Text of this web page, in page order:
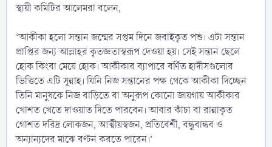
স্থায়ী কমিটির আলেমরা বলেন,
‘আকীকা হলো সন্তান জন্মের সপ্তম দিনে জবাইকৃত পশু। এটা সন্তান
প্রাপ্তির জন্য আল্লাহর কৃতজ্ঞতাস্বরূপ দেওয়া হয়। সেই সন্তান ছেলে
হোক কিংবা মেয়ে হোক। আকীকার ব্যাপারে বর্ণিত হাদীসগুলোর
ভিত্তিতে এটি সুন্নাহ। যিনি নিজ সন্তানের পক্ষ থেকে আকীকা দিচ্ছেন
তিনি মানুষকে নিজ বাড়িতে বা অনুরূপ কোনো জায়গায় আকীকার
খোশত খেতে দাওয়াত দিতে পারবেন। আবার কাঁচা বা রান্নাকৃত
গোশত দরিদ্র লোকজন, আত্মীয়স্বজন, প্রতিবেশী, বন্ধুবান্ধব ও
অন্যান্যদের মাঝে বণ্টন করতে পারেন।’